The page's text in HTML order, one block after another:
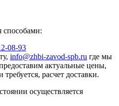
способами:
08-93
info@zhbi-zavod-spb.ru где мы
актуальные цены,
расчет доставки.
осуществляется